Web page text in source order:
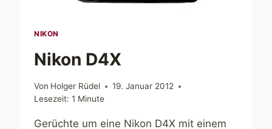
NIKON
Nikon D4X
Von Holger Rüdel
19. Januar 2012
Lesezeit: 1 Minute
Gerüchte um eine Nikon D4X mit einem